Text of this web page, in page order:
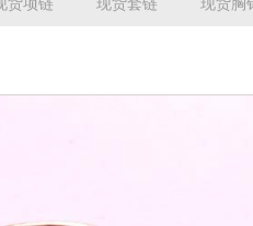
货项链 现货套链 现货胸